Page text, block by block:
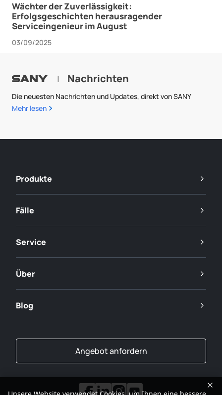
Wächter der Zuverlässigkeit:
Erfolgsgeschichten herausragender
Serviceingenieur im August
03/09/2025
| Nachrichten
Die neuesten Nachrichten und Updates, direkt von SANY
Mehr lesen
Produkte
Fälle
Service
Über
Blog
Angebot anfordern